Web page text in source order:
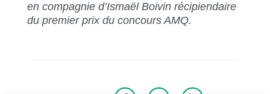
en compagnie d’Ismaël Boivin récipiendaire
du premier prix du concours AMQ.